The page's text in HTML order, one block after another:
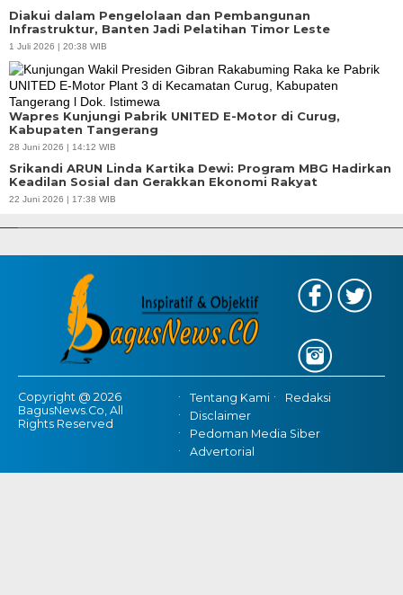
Diakui dalam Pengelolaan dan Pembangunan
Infrastruktur, Banten Jadi Pelatihan Timor Leste
1 Juli 2026 | 20:38 WIB
Wapres Kunjungi Pabrik UNITED E-Motor di Curug,
Kabupaten Tangerang
28 Juni 2026 | 14:12 WIB
Srikandi ARUN Linda Kartika Dewi: Program MBG Hadirkan
Keadilan Sosial dan Gerakkan Ekonomi Rakyat
22 Juni 2026 | 17:38 WIB
APBD Tahun 2025 Anggarkan Rp200 Miliar | Program Makan Bergizi
Copyright @ 2026
BagusNews.Co, All
Rights Reserved
Tentang Kami
Redaksi
Disclaimer
Pedoman Media Siber
Advertorial